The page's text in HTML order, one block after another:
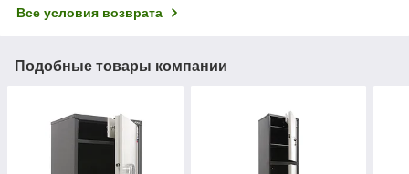
Все условия возврата
Подобные товары компании